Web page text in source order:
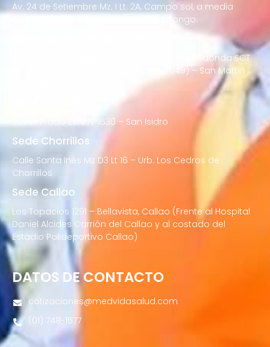
Av. 24 de Setiembre Mz. I Lt. 2A, Campo sol, a media
cuadra del Paradero Cabana, Carapongo.
Av. Francisco Bolognesi Nro. 101 Urb. Mesa Redonda SCT
02 (Esquina con Av. Gerardo Unger 7049) – San Martin
Javier Prado Este N°1530 – San Isidro
Sede Chorrillos
Calle Santa Inés Mz D3 Lt 16 – Urb. Los Cedros de
Chorrillos
Sede Callao
Los Topacios 1291 – Bellavista, Callao (Frente al Hospital
Daniel Alcides Carrión del Callao y al costado del
Estadio Polideportivo Callao)
DATOS DE CONTACTO
cotizaciones@medvidasalud.com
(01) 748-1577